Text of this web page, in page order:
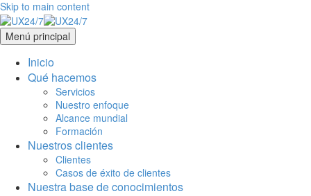
Skip to main content
Menú principal
Inicio
Qué hacemos
Servicios
Nuestro enfoque
Alcance mundial
Formación
Nuestros clientes
Clientes
Casos de éxito de clientes
Nuestra base de conocimientos